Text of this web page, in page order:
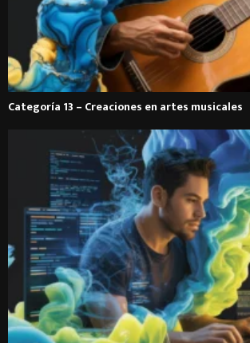
Categoría 13 – Creaciones en artes musicales